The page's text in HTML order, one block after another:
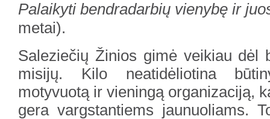
Palaikyti bendradarbių vienybę ir
metai).
Saleziečių Žinios gimė veikiau dėl
misijų. Kilo neatidėliotina
motyvuotą ir vieningą organizaciją,
gera vargstantiems jaunuoliams.